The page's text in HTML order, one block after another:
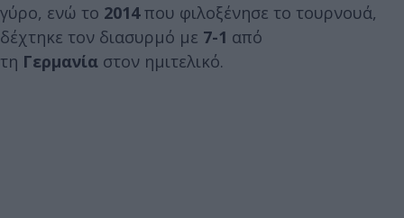
γύρο, ενώ το 2014που φιλοξένησε το τουρνουά,
δέχτηκε τον διασυρμό με 7-1 από
τη Γερμανία στον ημιτελικό.